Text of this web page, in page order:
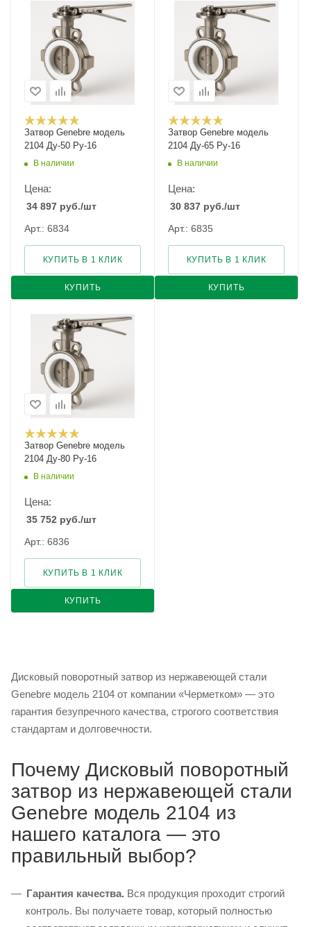
Затвор Genebre модель
2104 Ду-50 Ру-16
В наличии
Цена:
34 897 руб./шт
Арт.: 6834
КУПИТЬ
КУПИТЬ В 1 КЛИК
Затвор Genebre модель
2104 Ду-65 Ру-16
В наличии
Цена:
30 837 руб./шт
Арт.: 6835
КУПИТЬ
КУПИТЬ В 1 КЛИК
Затвор Genebre модель
2104 Ду-80 Ру-16
В наличии
Цена:
35 752 руб./шт
Арт.: 6836
КУПИТЬ
КУПИТЬ В 1 КЛИК
Дисковый поворотный затвор из нержавеющей стали
Genebre модель 2104 от компании «Черметком» — это
гарантия безупречного качества, строгого соответствия
стандартам и долговечности.
Почему Дисковый поворотный
затвор из нержавеющей стали
Genebre модель 2104 из
нашего каталога — это
правильный выбор?
Гарантия качества. Вся продукция проходит строгий
контроль. Вы получаете товар, который полностью